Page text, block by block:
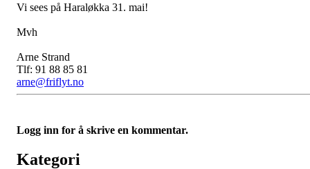
Vi sees på Haraløkka 31. mai!
Mvh
Arne Strand
Tlf: 91 88 85 81
arne@friflyt.no
Logg inn for å skrive en kommentar.
Kategori